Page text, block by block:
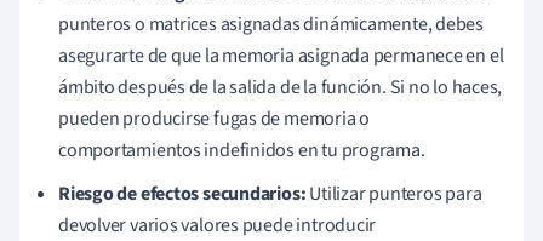
punteros o matrices asignadas dinámicamente, debes
asegurarte de que la memoria asignada permanece en el
ámbito después de la salida de la función. Si no lo haces,
pueden producirse fugas de memoria o
comportamientos indefinidos en tu programa.
Riesgo de efectos secundarios:Utilizar punteros para
devolver varios valores puede introducir